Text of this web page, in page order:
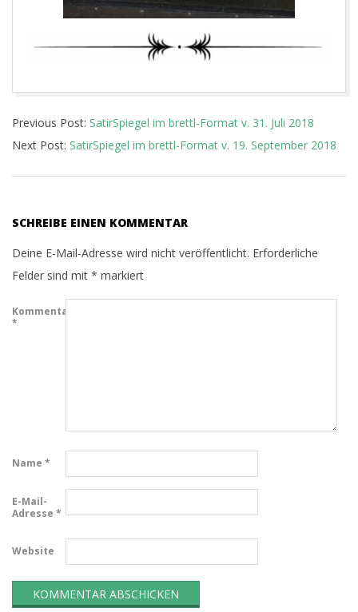
08-
23
Previous Post: SatirSpiegel im brettl-Format v. 31. Juli 2018
Next Post: SatirSpiegel im brettl-Format v. 19. September 2018
SCHREIBE EINEN KOMMENTAR
Deine E-Mail-Adresse wird nicht veröffentlicht. Erforderliche
Felder sind mit * markiert
Kommentar
*
Name *
E-Mail-
Adresse *
Website